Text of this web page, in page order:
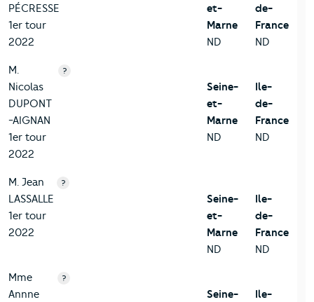
PÉCRESSE
1er tour
2022
et-
Marne
ND
de-
France
ND
M.
Nicolas
DUPONT
-AIGNAN
1er tour
2022
?
Seine-
et-
Marne
ND
Ile-
de-
France
ND
M. Jean
LASSALLE
1er tour
2022
?
Seine-
et-
Marne
ND
Ile-
de-
France
ND
Mme
Annne
?
Seine-
Ile-